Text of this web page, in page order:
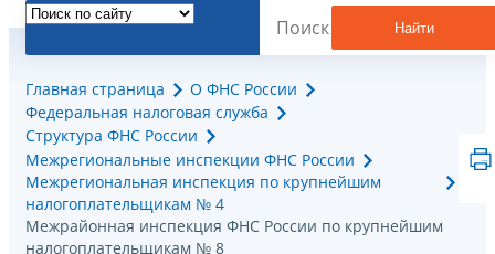
Найти
Главная страница
О ФНС России
Федеральная налоговая служба
Структура ФНС России
Межрегиональные инспекции ФНС России
Межрегиональная инспекция по крупнейшим
налогоплательщикам № 4
Межрайонная инспекция ФНС России по крупнейшим
налогоплательщикам № 8